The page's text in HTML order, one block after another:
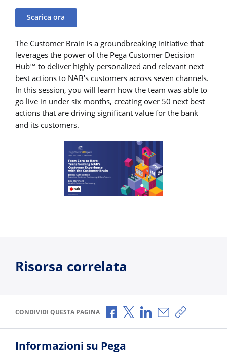
Scarica ora
The Customer Brain is a groundbreaking initiative that
leverages the power of the Pega Customer Decision
Hub™ to deliver highly personalized and relevant next
best actions to NAB's customers across seven channels.
In this session, you will learn how the team was able to
go live in under six months, creating over 50 next best
actions that are driving significant value for the bank
and its customers.
Risorsa correlata
CONDIVIDI QUESTA PAGINA Condividi via Facebook
Condividi via X
Condividi via
Condividi via e-
Copia link
Informazioni su Pega